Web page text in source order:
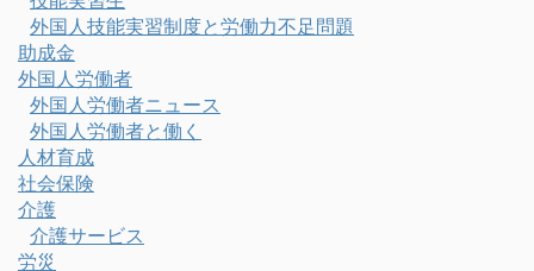
外国人技能実習制度と労働力不足問題
助成金
外国人労働者
外国人労働者ニュース
外国人労働者と働く
人材育成
社会保険
介護
介護サービス
労災